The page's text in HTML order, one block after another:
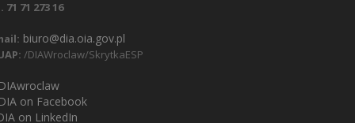
71 71 273 16
biuro@dia.oia.gov.pl
/DIAWroclaw/SkrytkaESP
on Facebook
on LinkedIn